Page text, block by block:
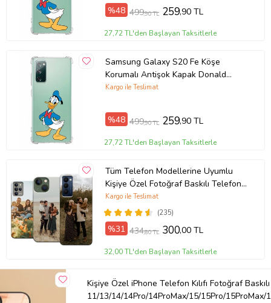
%48 499,90 TL 259,90 TL
27,72 TL'den Başlayan Taksitlerle
Samsung Galaxy S20 Fe Köşe
Korumalı Antişok Kapak Donald
Kargo ile Teslimat
%48 499,90 TL 259,90 TL
27,72 TL'den Başlayan Taksitlerle
Tüm Telefon Modellerine Uyumlu
Kişiye Özel Fotoğraf Baskılı Telefon
Kılıfı
(235)
Kargo ile Teslimat
%31 434,80 TL 300,00 TL
32,00 TL'den Başlayan Taksitlerle
Kişiye Özel iPhone Telefon Kılıfı Fotoğraf Baskılı
11/13/14/14Pro/14ProMax/15/15Pro/